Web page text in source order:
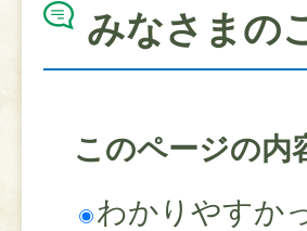
みなさまの
このページの内
わかりやすか